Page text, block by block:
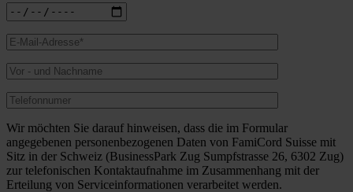
Wir möchten Sie darauf hinweisen, dass die im Formular
angegebenen personenbezogenen Daten von FamiCord Suisse mit
Sitz in der Schweiz (BusinessPark Zug Sumpfstrasse 26, 6302 Zug)
zur telefonischen Kontaktaufnahme im Zusammenhang mit der
Erteilung von Serviceinformationen verarbeitet werden.